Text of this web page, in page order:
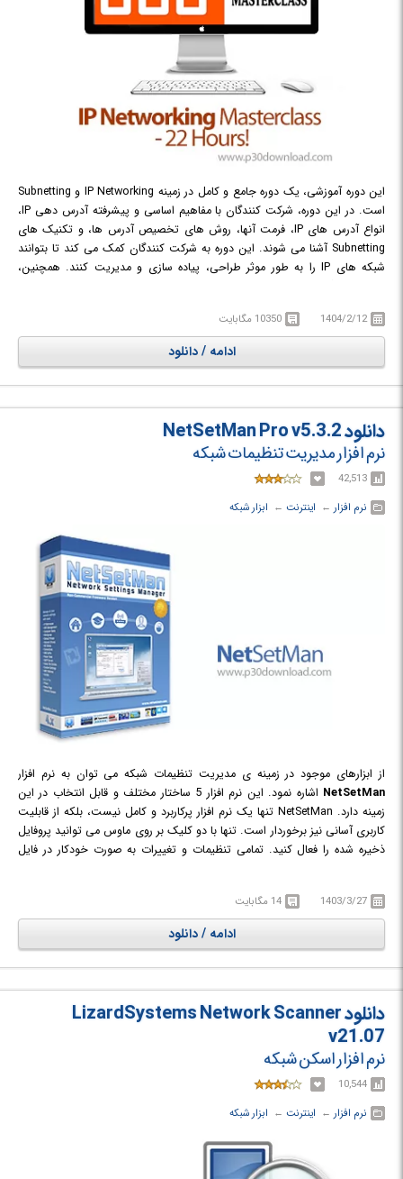
این دوره آموزشی، یک دوره جامع و کامل در زمینه IP Networking و Subnetting
است. در این دوره، شرکت کنندگان با مفاهیم اساسی و پیشرفته آدرس دهی IP،
انواع آدرس های IP، فرمت آنها، روش های تخصیص آدرس ها، و تکنیک های
Subnetting آشنا می شوند. این دوره به شرکت کنندگان کمک می کند تا بتوانند
شبکه های IP را به طور موثر طراحی، پیاده سازی و مدیریت کنند. همچنین،
است، مناسب می باشد.
در دوره آموزشی IP Networking Masterclass - 22 Hours! با مفاهیم و تکنیک
های آدرس دهی IP و Subnetting آشنا خواهید شد.
1404/2/12 10350 مگابایت
ادامه / دانلود
دانلود NetSetMan Pro v5.3.2
نرم افزار مدیریت تنظیمات شبکه
42,513
نرم افزار ← ‏ اینترنت ← ‏ ابزار شبکه
از ابزارهای موجود در زمینه ی مدیریت تنظیمات شبکه می توان به نرم افزار
NetSetMan
اشاره نمود. این نرم افزار 5 ساختار مختلف و قابل انتخاب در این
زمینه دارد. NetSetMan تنها یک نرم افزار پرکاربرد و کامل نیست، بلکه از قابلیت
کاربری آسانی نیز برخوردار است. تنها با دو کلیک بر روی ماوس می توانید پروفایل
ذخیره شده را فعال کنید. تمامی تنظیمات و تغییرات به صورت خودکار در فایل
Server، اجرای اسکریپت، چاپگر پیش فرض و ... را کنترل و مدیریت نمایید.
1403/3/27 14 مگابایت
ادامه / دانلود
دانلود LizardSystems Network Scanner
v21.07
نرم افزار اسکن شبکه
10,544
نرم افزار ← ‏ اینترنت ← ‏ ابزار شبکه